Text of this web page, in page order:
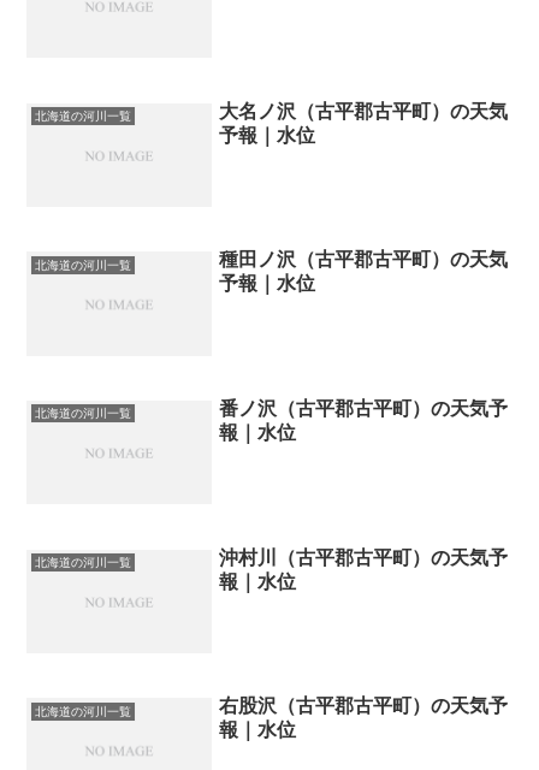
北海道の河川一覧
大名ノ沢（古平郡古平町）の天気
予報｜水位
北海道の河川一覧
種田ノ沢（古平郡古平町）の天気
予報｜水位
北海道の河川一覧
番ノ沢（古平郡古平町）の天気予
報｜水位
北海道の河川一覧
沖村川（古平郡古平町）の天気予
報｜水位
北海道の河川一覧
右股沢（古平郡古平町）の天気予
報｜水位